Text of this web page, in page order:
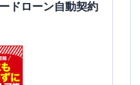
ドローン自動契約